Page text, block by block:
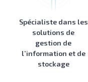
Spécialiste dans les
solutions de
gestion de
l’information et de
stockage